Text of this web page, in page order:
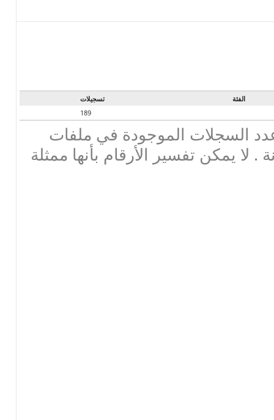
الفئة
تسجيلات
189
السجلات الموجودة في ملفات
. لا يمكن تفسير الأرقام بأنها ممثلة